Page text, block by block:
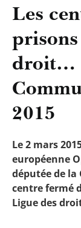
Les
droit…
2015
Le 2 mars
européenne
députée de la
centre fermé
Ligue des